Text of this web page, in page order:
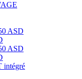
ASD
ASD
intégré